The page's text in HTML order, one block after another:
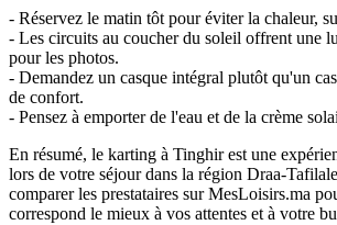
- Réservez le matin tôt pour éviter la chaleur,
- Les circuits au coucher du soleil offrent une
pour les photos.
- Demandez un casque intégral plutôt qu'un
de confort.
- Pensez à emporter de l'eau et de la crème
En résumé, le karting à Tinghir est une
lors de votre séjour dans la région Draa-
comparer les prestataires sur MesLoisirs.ma
correspond le mieux à vos attentes et à votre